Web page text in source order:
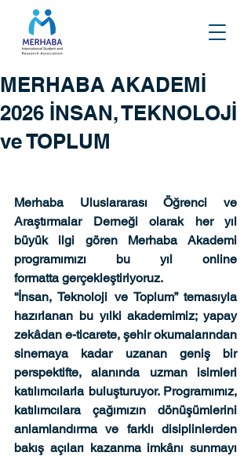
MERHABA AKADEMİ
2026 İNSAN, TEKNOLOJİ
ve TOPLUM
Merhaba Uluslararası Öğrenci ve
Araştırmalar Derneği olarak her yıl
büyük ilgi gören Merhaba Akademi
programımızı bu yıl online
formatta gerçekleştiriyoruz.
“İnsan, Teknoloji ve Toplum” temasıyla
hazırlanan bu yılki akademimiz; yapay
zekâdan e-ticarete, şehir okumalarından
sinemaya kadar uzanan geniş bir
perspektifte, alanında uzman isimleri
katılımcılarla buluşturuyor. Programımız,
katılımcılara çağımızın dönüşümlerini
anlamlandırma ve farklı disiplinlerden
bakış açıları kazanma imkânı sunmayı